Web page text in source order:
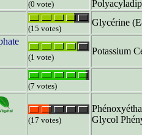
(0 vote)
(15 votes)
Glycérine
(1 vote)
Potassium
(7 votes)
(17 votes)
Glycol